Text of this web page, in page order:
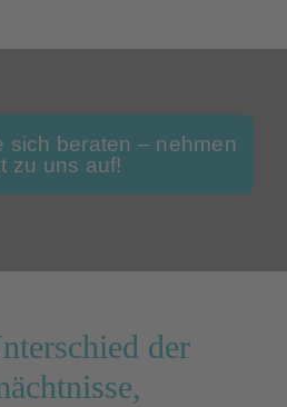
sich beraten – nehmen
zu uns auf!
der